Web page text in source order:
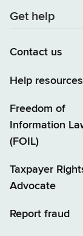
Get help
Contact us
Help resources
Freedom of
Information
(FOIL)
Taxpayer
Advocate
Report fraud